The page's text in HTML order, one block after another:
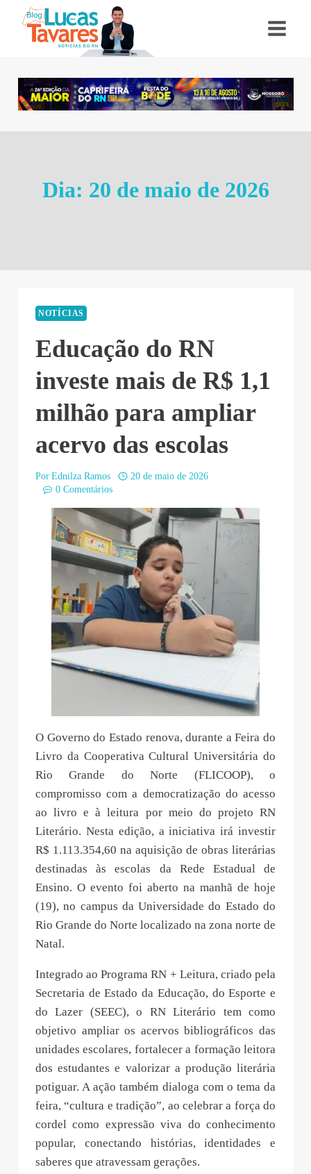
Dia: 20 de maio de 2026
NOTÍCIAS
Educação do RN
investe mais de R$ 1,1
milhão para ampliar
acervo das escolas
Por Ednilza Ramos
20 de maio de 2026
0 Comentários
O Governo do Estado renova, durante a Feira do
Livro da Cooperativa Cultural Universitária do
Rio Grande do Norte (FLICOOP), o
compromisso com a democratização do acesso
ao livro e à leitura por meio do projeto RN
Literário. Nesta edição, a iniciativa irá investir
R$ 1.113.354,60 na aquisição de obras literárias
destinadas às escolas da Rede Estadual de
Ensino. O evento foi aberto na manhã de hoje
(19), no campus da Universidade do Estado do
Rio Grande do Norte localizado na zona norte de
Natal.
Integrado ao Programa RN + Leitura, criado pela
Secretaria de Estado da Educação, do Esporte e
do Lazer (SEEC), o RN Literário tem como
objetivo ampliar os acervos bibliográficos das
unidades escolares, fortalecer a formação leitora
dos estudantes e valorizar a produção literária
potiguar. A ação também dialoga com o tema da
feira, “cultura e tradição”, ao celebrar a força do
cordel como expressão viva do conhecimento
popular, conectando histórias, identidades e
saberes que atravessam gerações.